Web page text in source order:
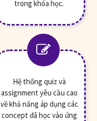
Hệ thống quiz và
assignment yêu cầu cao
về khả năng áp dụng các
concept đã học vào ứng
trong khóa học.